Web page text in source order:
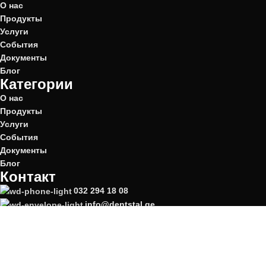
О нас
Продукты
Услуги
События
Документы
Блог
Категории
О нас
Продукты
Услуги
События
Документы
Блог
Контакт
032 294 18 08
info@dentstal.ge